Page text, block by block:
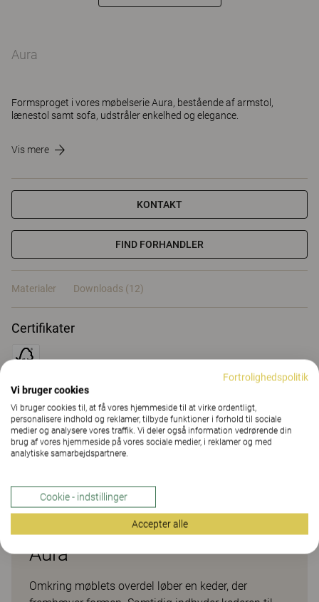
Aura
Formsproget i vores møbelserie Aura, bestående af armstol,
lænestol samt sofa, udstråler enkelhed og elegance.
Vis mere
KONTAKT
FIND FORHANDLER
Materialer Downloads (12)
Certifikater
Materialer
Aura
Omkring møblets overdel løber en keder, der
Fortrolighedspolitik
Vi bruger cookies
Vi bruger cookies til, at få vores hjemmeside til at virke ordentligt,
personalisere indhold og reklamer, tilbyde funktioner i forhold til sociale
medier og analysere vores traffik. Vi deler også information vedrørende din
brug af vores hjemmeside på vores sociale medier, i reklamer og med
analytiske samarbejdspartnere.
Cookie - indstillinger
Accepter alle